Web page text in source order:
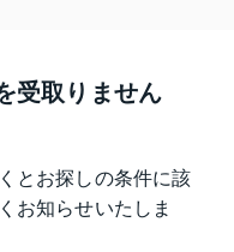
受取りません
とお探しの条件に該
お知らせいたしま